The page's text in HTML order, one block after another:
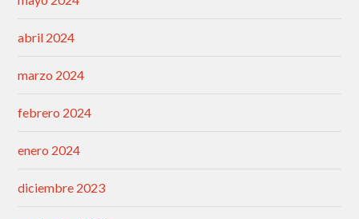
abril 2024
marzo 2024
febrero 2024
enero 2024
diciembre 2023